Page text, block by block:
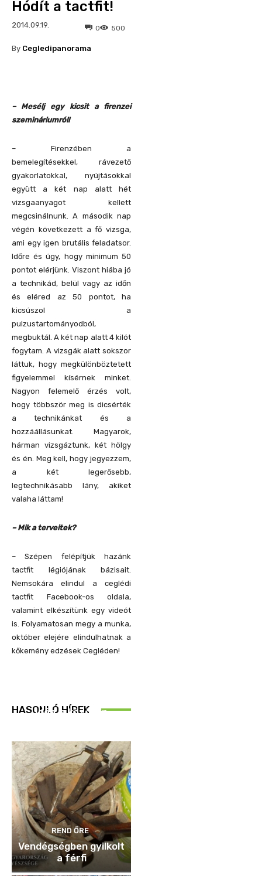
Hódít a tactfit!
2014.09.19. 500
0
By Cegledipanorama
– Mesélj egy kicsit a firenzei
szemináriumról!
– Firenzében a
bemelegítésekkel, rávezető
gyakorlatokkal, nyújtásokkal
együtt a két nap alatt hét
vizsgaanyagot kellett
megcsinálnunk. A második nap
végén következett a fő vizsga,
ami egy igen brutális feladatsor.
Időre és úgy, hogy minimum 50
pontot elérjünk. Viszont hiába jó
a technikád, belül vagy az időn
és eléred az 50 pontot, ha
kicsúszol a
pulzustartományodból,
megbuktál. A két nap alatt 4 kilót
fogytam. A vizsgák alatt sokszor
láttuk, hogy megkülönböztetett
figyelemmel kísérnek minket.
Nagyon felemelő érzés volt,
hogy többször meg is dicsérték
a technikánkat és a
hozzáállásunkat. Magyarok,
hárman vizsgáztunk, két hölgy
és én. Meg kell, hogy jegyezzem,
a két legerősebb,
legtechnikásabb lány, akiket
valaha láttam!
– Mik a terveitek?
– Szépen felépítjük hazánk
tactfit légiójának bázisait.
Nemsokára elindul a ceglédi
tactfit Facebook-os oldala,
valamint elkészítünk egy videót
is. Folyamatosan megy a munka,
október elejére elindulhatnak a
kőkemény edzések Cegléden!
HASONLÓ HÍREK
Idén is közösen
REND ŐRE
Vendégségben gyilkolt
a férfi